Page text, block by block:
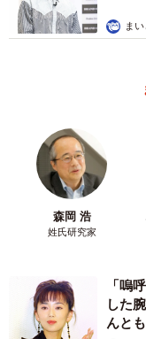
ま
森岡 浩
姓氏研究家
「嗚
した
んと